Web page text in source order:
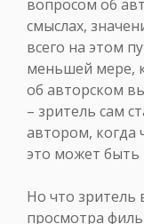
вопросом об
смыслах,
всего на этом
меньшей мере,
об авторском
– зритель сам
автором, когда
это может быть
Но что
просмотра